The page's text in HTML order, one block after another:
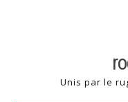
Unis par le